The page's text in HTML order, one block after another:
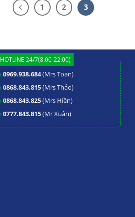
1 2 3
HOTLINE 24/7(8:00-22:00)
0969.938.684(Mrs Toan)
0868.843.815(Mrs Thảo)
0868.843.825(Mrs Hiền)
0777.843.815(Mr Xuân)